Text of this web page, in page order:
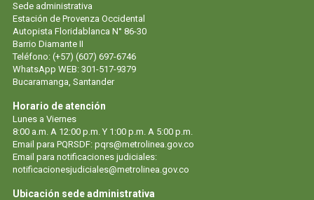
Sede administrativa
Estación de Provenza Occidental
Autopista Floridablanca N° 86-30
Barrio Diamante II
Teléfono: (+57) (607) 697-6746
WhatsApp WEB: 301-517-9379
Bucaramanga, Santander
Horario de atención
Lunes a Viernes
8:00 a.m. A 12:00 p.m. Y 1:00 p.m. A 5:00 p.m.
Email para PQRSDF: pqrs@metrolinea.gov.co
Email para notificaciones judiciales:
notificacionesjudiciales@metrolinea.gov.co
Ubicación sede administrativa